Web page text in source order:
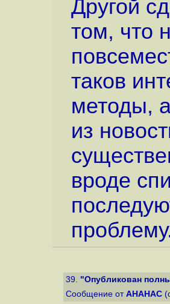
Другой
том, что
таков
методы,
из
вроде
39. "Опубликован
Сообщение от AHAHAC